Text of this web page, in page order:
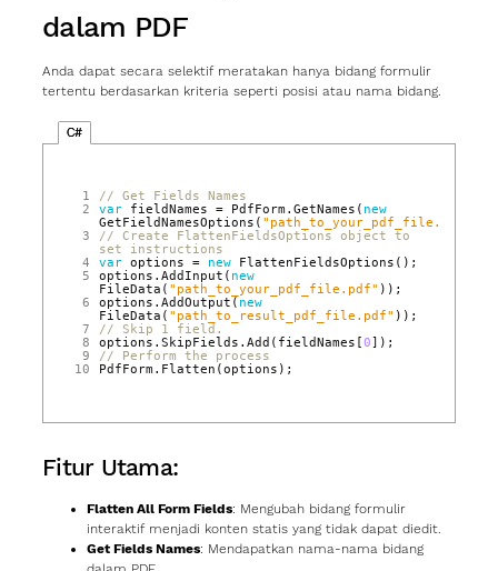
dalam PDF
Anda dapat secara selektif meratakan hanya bidang formulir
tertentu berdasarkan kriteria seperti posisi atau nama bidang.
C#
1
// Get Fields Names
2
var fieldNames = PdfForm .GetNames ( new
GetFieldNamesOptions ( "path_to_your_pdf_file.pdf"
3
// Create FlattenFieldsOptions object to
set instructions
4
var options = new FlattenFieldsOptions ();
5
options .AddInput ( new
FileData ( "path_to_your_pdf_file.pdf" ));
6
options .AddOutput ( new
FileData ( "path_to_result_pdf_file.pdf" ));
7
// Skip 1 field.
8
options .SkipFields .Add ( fieldNames [0]);
9
// Perform the process
10
PdfForm . Flatten (options );
Fitur Utama:
Flatten All Form Fields: Mengubah bidang formulir
interaktif menjadi konten statis yang tidak dapat diedit.
Get Fields Names: Mendapatkan nama‑nama bidang